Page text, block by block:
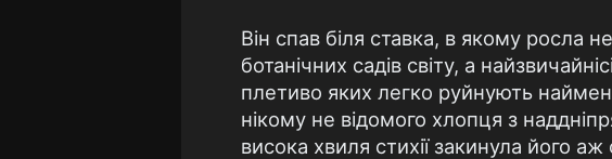
Вiн спав бiля ставка, в якому росла
ботанiчних садiв свiту, а
плетиво яких легко руйнують
нiкому не вiдомого хлопця з
висока хвиля стихiї закинула його